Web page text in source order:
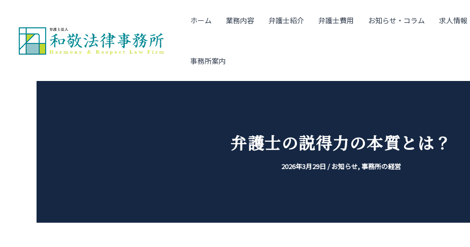
ホーム 業務内容 弁護士紹介 弁護士費用 お知らせ・コラム 求人情報
事務所案内
弁護士の説得力の本質とは？
2026年3月29日 /お知らせ,事務所の経営
ナ
ビ
ー